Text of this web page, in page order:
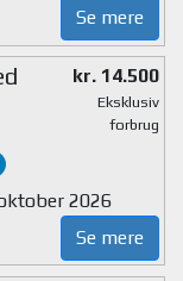
Se mere
kr. 14.500
Eksklusiv
forbrug
2026
Se mere